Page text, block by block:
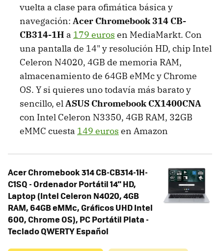
vuelta a clase para ofimática básica y
navegación: Acer Chromebook 314 CB-
CB314-1H a 179 euros en MediaMarkt. Con
una pantalla de 14" y resolución HD, chip Intel
Celeron N4020, 4GB de memoria RAM,
almacenamiento de 64GB eMMc y Chrome
OS. Y si quieres uno todavía más barato y
sencillo, elASUS Chromebook CX1400CNA
con Intel Celeron N3350, 4GB RAM, 32GB
eMMC cuesta 149 euros en Amazon
Acer Chromebook 314 CB-CB314-1H-
C1SQ - Ordenador Portátil 14" HD,
Laptop (Intel Celeron N4020, 4GB
RAM, 64GB eMMc, Gráficos UHD Intel
600, Chrome OS), PC Portátil Plata -
Teclado QWERTY Español